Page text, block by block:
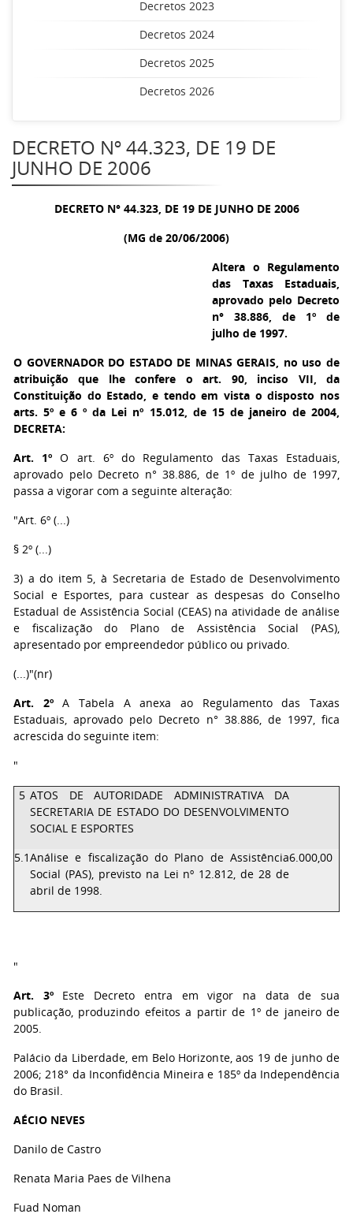
Decretos 2023
Decretos 2024
Decretos 2025
Decretos 2026
DECRETO Nº 44.323, DE 19 DE
JUNHO DE 2006
DECRETO N° 44.323, DE 19 DE JUNHO DE 2006
(MG de 20/06/2006)
Altera o Regulamento
das Taxas Estaduais,
aprovado pelo Decreto
n° 38.886, de 1º de
julho de 1997.
O GOVERNADOR DO ESTADO DE MINAS GERAIS, no uso de
atribuição que lhe confere o art. 90, inciso VII, da
Constituição do Estado, e tendo em vista o disposto nos
arts. 5º e 6 º da Lei nº 15.012, de 15 de janeiro de 2004,
DECRETA:
Art. 1º O art. 6º do Regulamento das Taxas Estaduais,
aprovado pelo Decreto n° 38.886, de 1º de julho de 1997,
passa a vigorar com a seguinte alteração:
"Art. 6º (...)
§ 2º (...)
3) a do item 5, à Secretaria de Estado de Desenvolvimento
Social e Esportes, para custear as despesas do Conselho
Estadual de Assistência Social (CEAS) na atividade de análise
e fiscalização do Plano de Assistência Social (PAS),
apresentado por empreendedor público ou privado.
(...)"(nr)
Art. 2ºA Tabela A anexa ao Regulamento das Taxas
Estaduais, aprovado pelo Decreto n° 38.886, de 1997, fica
acrescida do seguinte item:
"
5 ATOS DE AUTORIDADE ADMINISTRATIVA DA
SECRETARIA DE ESTADO DO DESENVOLVIMENTO
SOCIAL E ESPORTES
5.1Análise e fiscalização do Plano de Assistência
Social (PAS), previsto na Lei nº 12.812, de 28 de
abril de 1998.
6.000,00
"
Art. 3ºEste Decreto entra em vigor na data de sua
publicação, produzindo efeitos a partir de 1º de janeiro de
2005.
Palácio da Liberdade, em Belo Horizonte, aos 19 de junho de
2006; 218° da Inconfidência Mineira e 185º da Independência
do Brasil.
AÉCIO NEVES
Danilo de Castro
Renata Maria Paes de Vilhena
Fuad Noman